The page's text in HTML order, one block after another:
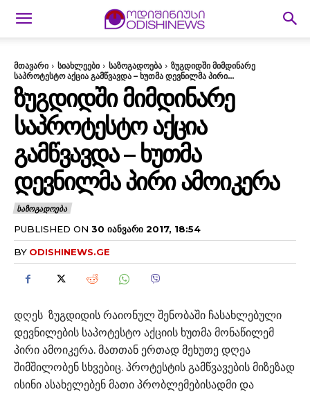
მთავარი სიახლეები საზოგადოება
ზუგდიდში მიმდინარე
საპროტესტო აქცია გამწვავდა – ხუთმა დევნილმა პირი...
ᲖᲣᲒᲓᲘᲓᲨᲘ ᲛᲘᲛᲓᲘᲜᲐᲠᲔ
ᲡᲐᲞᲠᲝᲢᲔᲡᲢᲝ ᲐᲥᲪᲘᲐ
ᲒᲐᲛᲬᲕᲐᲕᲓᲐ – ᲮᲣᲗᲛᲐ
ᲓᲔᲕᲜᲘᲚᲛᲐ ᲞᲘᲠᲘ ᲐᲛᲝᲘᲙᲔᲠᲐ
ᲡᲐᲖᲝᲒᲐᲓᲝᲔᲑᲐ
PUBLISHED ON 30 ᲘᲐᲜᲕᲐᲠᲘ 2017, 18:54
BY ODISHINEWS.GE
დღეს ზუგდიდის რაიონულ შენობაში ჩასახლებული
დევნილების საპოტესტო აქციის ხუთმა მონაწილემ
პირი ამოიკერა. მათთან ერთად მეხუთე დღეა
შიმშილობენ სხვებიც. პროტესტის გამწვავების მიზეზად
ისინი ასახელებენ მათი პრობლემებისადმი და